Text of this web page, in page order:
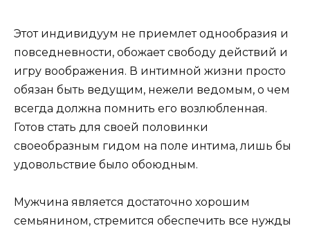
Этот индивидуум не приемлет однообразия и
повседневности, обожает свободу действий и
игру воображения. В интимной жизни просто
обязан быть ведущим, нежели ведомым, о чем
всегда должна помнить его возлюбленная.
Готов стать для своей половинки
своеобразным гидом на поле интима, лишь бы
удовольствие было обоюдным.
Мужчина является достаточно хорошим
семьянином, стремится обеспечить все нужды